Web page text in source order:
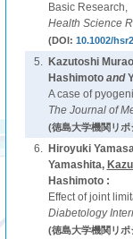
Basic Research,
Health Science
(DOI: 10.1002/
5. Kazutoshi
Hashimotoand
A case of
The Journal of
(徳島大学機関リポ
6.
Hiroyuki
Yamashita,
Hashimoto :
Effect of joint
Diabetology
(徳島大学機関リポ